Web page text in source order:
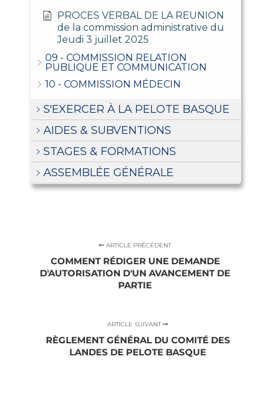
PROCES VERBAL DE LA REUNION
de la commission administrative du
Jeudi 3 juillet 2025
09 - COMMISSION RELATION
PUBLIQUE ET COMMUNICATION
10 - COMMISSION MÉDECIN
S'EXERCER À LA PELOTE BASQUE
AIDES & SUBVENTIONS
STAGES & FORMATIONS
ASSEMBLÉE GÉNÉRALE
ARTICLE PRÉCÉDENT
COMMENT RÉDIGER UNE DEMANDE
D'AUTORISATION D'UN AVANCEMENT DE
PARTIE
ARTICLE SUIVANT
RÈGLEMENT GÉNÉRAL DU COMITÉ DES
LANDES DE PELOTE BASQUE